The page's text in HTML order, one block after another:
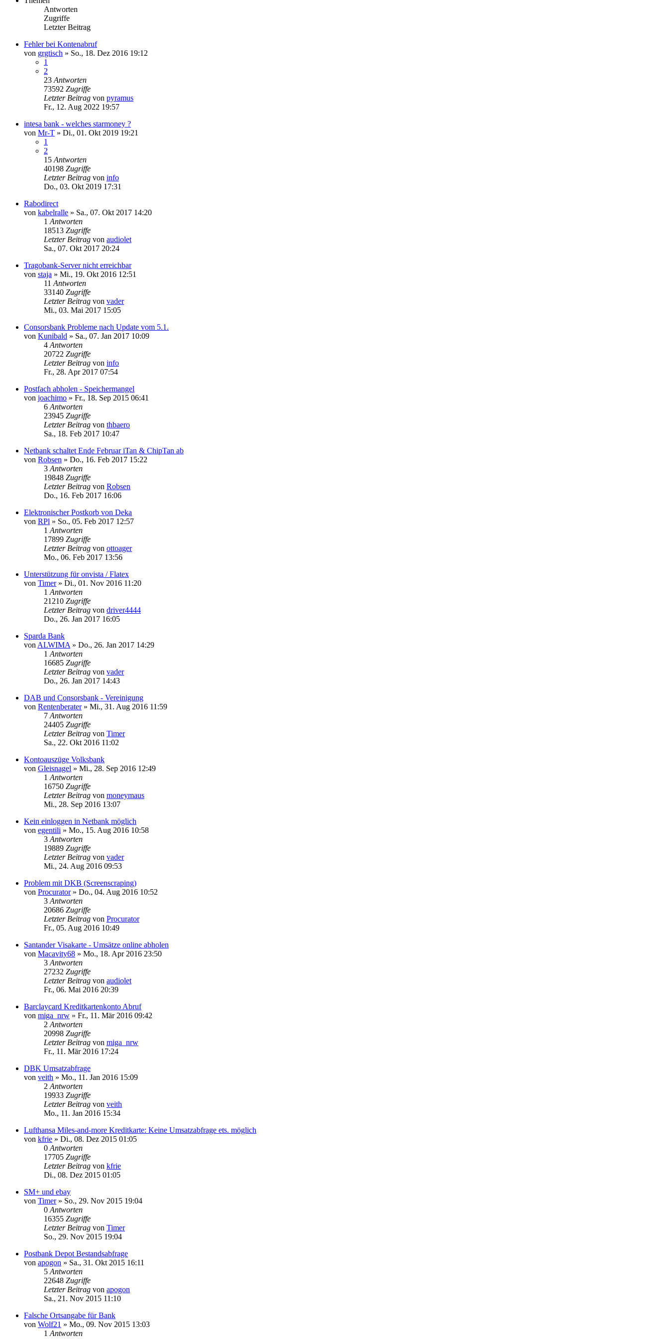
Antworten
Zugriffe
Letzter Beitrag
Fehler bei Kontenabruf
von grgtisch » So., 18. Dez 2016 19:12
1
2
23 Antworten
73592 Zugriffe
Letzter Beitrag von pyramus
Fr., 12. Aug 2022 19:57
intesa bank - welches starmoney ?
von Mr-T » Di., 01. Okt 2019 19:21
1
2
15 Antworten
40198 Zugriffe
Letzter Beitrag von info
Do., 03. Okt 2019 17:31
Rabodirect
von kabelralle » Sa., 07. Okt 2017 14:20
1 Antworten
18513 Zugriffe
Letzter Beitrag von audiolet
Sa., 07. Okt 2017 20:24
Tragobank-Server nicht erreichbar
von staja » Mi., 19. Okt 2016 12:51
11 Antworten
33140 Zugriffe
Letzter Beitrag von vader
Mi., 03. Mai 2017 15:05
Consorsbank Probleme nach Update vom 5.1.
von Kunibald » Sa., 07. Jan 2017 10:09
4 Antworten
20722 Zugriffe
Letzter Beitrag von info
Fr., 28. Apr 2017 07:54
Postfach abholen - Speichermangel
von joachimo » Fr., 18. Sep 2015 06:41
6 Antworten
23945 Zugriffe
Letzter Beitrag von thbaero
Sa., 18. Feb 2017 10:47
Netbank schaltet Ende Februar iTan & ChipTan ab
von Robsen » Do., 16. Feb 2017 15:22
3 Antworten
19848 Zugriffe
Letzter Beitrag von Robsen
Do., 16. Feb 2017 16:06
Elektronischer Postkorb von Deka
von RPl » So., 05. Feb 2017 12:57
1 Antworten
17899 Zugriffe
Letzter Beitrag von ottoager
Mo., 06. Feb 2017 13:56
Unterstützung für onvista / Flatex
von Timer» Di., 01. Nov 2016 11:20
1 Antworten
21210 Zugriffe
Letzter Beitrag von driver4444
Do., 26. Jan 2017 16:05
Sparda Bank
von ALWIMA » Do., 26. Jan 2017 14:29
1 Antworten
16685 Zugriffe
Letzter Beitrag von vader
Do., 26. Jan 2017 14:43
DAB und Consorsbank - Vereinigung
von Rentenberater» Mi., 31. Aug 2016 11:59
7 Antworten
24405 Zugriffe
Letzter Beitrag von Timer
Sa., 22. Okt 2016 11:02
Kontoauszüge Volksbank
von Gleisnagel » Mi., 28. Sep 2016 12:49
1 Antworten
16750 Zugriffe
Letzter Beitrag von moneymaus
Mi., 28. Sep 2016 13:07
Kein einloggen in Netbank möglich
von egentili » Mo., 15. Aug 2016 10:58
3 Antworten
19889 Zugriffe
Letzter Beitrag von vader
Mi., 24. Aug 2016 09:53
Problem mit DKB (Screenscraping)
von Procurator» Do., 04. Aug 2016 10:52
3 Antworten
20686 Zugriffe
Letzter Beitrag von Procurator
Fr., 05. Aug 2016 10:49
Santander Visakarte - Umsätze online abholen
von Macavity68 » Mo., 18. Apr 2016 23:50
3 Antworten
27232 Zugriffe
Letzter Beitrag von audiolet
Fr., 06. Mai 2016 20:39
Barclaycard Kreditkartenkonto Abruf
von miga_nrw » Fr., 11. Mär 2016 09:42
2 Antworten
20998 Zugriffe
Letzter Beitrag von miga_nrw
Fr., 11. Mär 2016 17:24
DBK Umsatzabfrage
von veith » Mo., 11. Jan 2016 15:09
2 Antworten
19933 Zugriffe
Letzter Beitrag von veith
Mo., 11. Jan 2016 15:34
Lufthansa Miles-and-more Kreditkarte: Keine Umsatzabfrage ets. möglich
von kfrie » Di., 08. Dez 2015 01:05
0 Antworten
17705 Zugriffe
Letzter Beitrag von kfrie
Di., 08. Dez 2015 01:05
SM+ und ebay
von Timer» So., 29. Nov 2015 19:04
0 Antworten
16355 Zugriffe
Letzter Beitrag von Timer
So., 29. Nov 2015 19:04
Postbank Depot Bestandsabfrage
von apogon » Sa., 31. Okt 2015 16:11
5 Antworten
22648 Zugriffe
Letzter Beitrag von apogon
Sa., 21. Nov 2015 11:10
Falsche Ortsangabe für Bank
von Wolf21 » Mo., 09. Nov 2015 13:03
1 Antworten